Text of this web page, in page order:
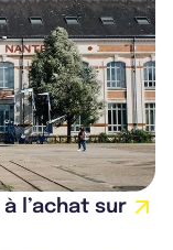
l’achat sur